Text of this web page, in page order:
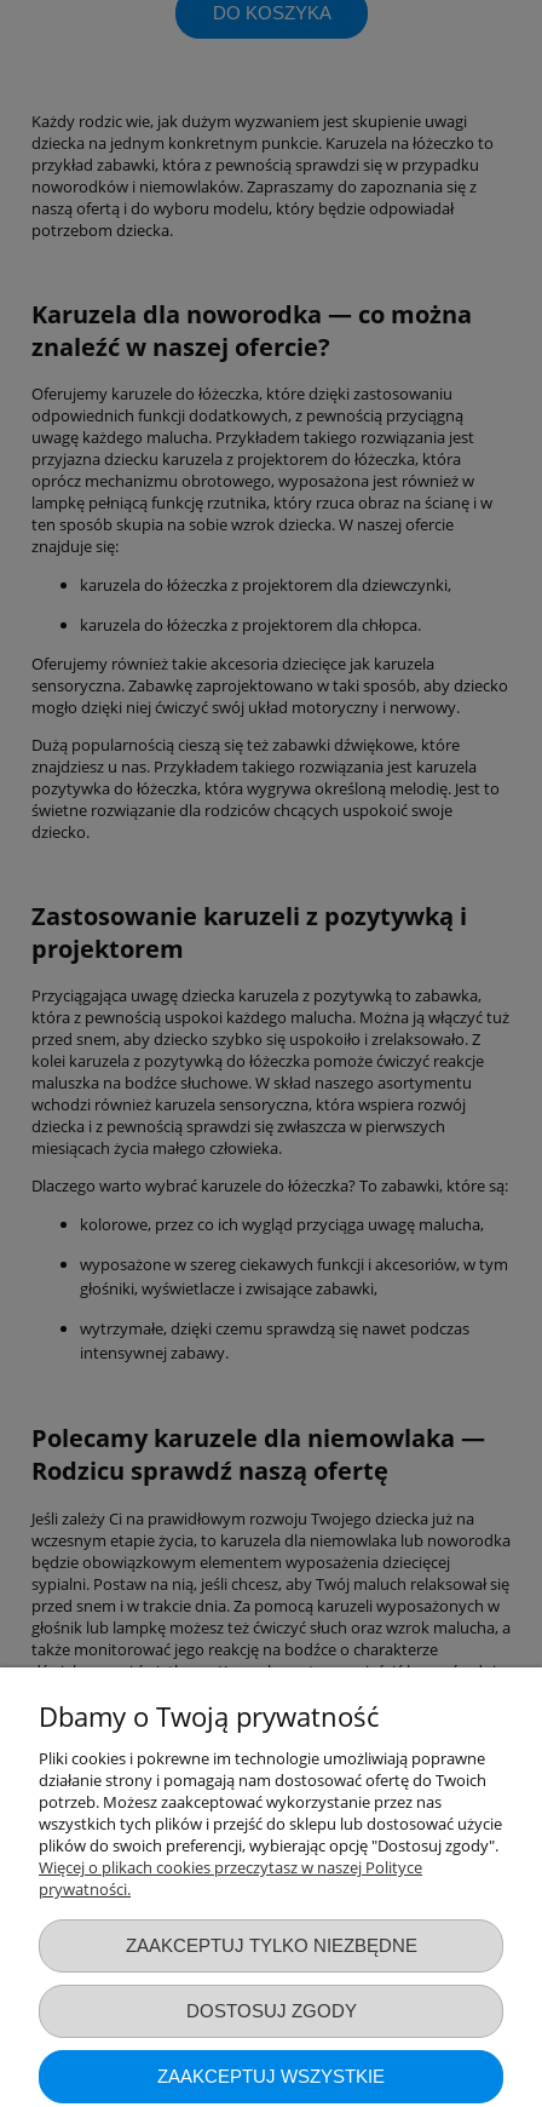
DO KOSZYKA
Każdy rodzic wie, jak dużym wyzwaniem jest skupienie uwagi
dziecka na jednym konkretnym punkcie. Karuzela na łóżeczko to
przykład zabawki, która z pewnością sprawdzi się w przypadku
noworodków i niemowlaków. Zapraszamy do zapoznania się z
naszą ofertą i do wyboru modelu, który będzie odpowiadał
potrzebom dziecka.
Karuzela dla noworodka — co można
znaleźć w naszej ofercie?
Oferujemy karuzele do łóżeczka, które dzięki zastosowaniu
odpowiednich funkcji dodatkowych, z pewnością przyciągną
uwagę każdego malucha. Przykładem takiego rozwiązania jest
przyjazna dziecku karuzela z projektorem do łóżeczka, która
oprócz mechanizmu obrotowego, wyposażona jest również w
lampkę pełniącą funkcję rzutnika, który rzuca obraz na ścianę i w
ten sposób skupia na sobie wzrok dziecka. W naszej ofercie
znajduje się:
karuzela do łóżeczka z projektorem dla dziewczynki,
karuzela do łóżeczka z projektorem dla chłopca.
Oferujemy również takie akcesoria dziecięce jak karuzela
sensoryczna. Zabawkę zaprojektowano w taki sposób, aby dziecko
mogło dzięki niej ćwiczyć swój układ motoryczny i nerwowy.
Dużą popularnością cieszą się też zabawki dźwiękowe, które
znajdziesz u nas. Przykładem takiego rozwiązania jest karuzela
pozytywka do łóżeczka, która wygrywa określoną melodię. Jest to
świetne rozwiązanie dla rodziców chcących uspokoić swoje
dziecko.
Zastosowanie karuzeli z pozytywką i
projektorem
Przyciągająca uwagę dziecka karuzela z pozytywką to zabawka,
która z pewnością uspokoi każdego malucha. Można ją włączyć tuż
przed snem, aby dziecko szybko się uspokoiło i zrelaksowało. Z
kolei karuzela z pozytywką do łóżeczka pomoże ćwiczyć reakcje
maluszka na bodźce słuchowe. W skład naszego asortymentu
wchodzi również karuzela sensoryczna, która wspiera rozwój
dziecka i z pewnością sprawdzi się zwłaszcza w pierwszych
miesiącach życia małego człowieka.
Dlaczego warto wybrać karuzele do łóżeczka? To zabawki, które są:
kolorowe, przez co ich wygląd przyciąga uwagę malucha,
wyposażone w szereg ciekawych funkcji i akcesoriów, w tym
głośniki, wyświetlacze i zwisające zabawki,
wytrzymałe, dzięki czemu sprawdzą się nawet podczas
intensywnej zabawy.
Polecamy karuzele dla niemowlaka —
Rodzicu sprawdź naszą ofertę
Jeśli zależy Ci na prawidłowym rozwoju Twojego dziecka już na
wczesnym etapie życia, to karuzela dla niemowlaka lub noworodka
będzie obowiązkowym elementem wyposażenia dziecięcej
sypialni. Postaw na nią, jeśli chcesz, aby Twój maluch relaksował się
przed snem i w trakcie dnia. Za pomocą karuzeli wyposażonych w
głośnik lub lampkę możesz też ćwiczyć słuch oraz wzrok malucha, a
także monitorować jego reakcję na bodźce o charakterze
dźwiękowym i świetlnym. Karuzelę możesz umieścić bezpośrednio
jest całkowicie bezpieczne dla maluszka.
Reasumując, karuzela nad łóżeczko z projektorem to akcesorium,
które da odrobinę wytchnienia zarówno dziecku, jak i rodzicom. I
właśnie dlatego warto mieć w swoim domu tę pomysłową
zabawkę dla niemowląt i noworodków.
Informacje o sklepie
Dbamy o Twoją prywatność
Pliki cookies i pokrewne im technologie umożliwiają poprawne
działanie strony i pomagają nam dostosować ofertę do Twoich
potrzeb. Możesz zaakceptować wykorzystanie przez nas
wszystkich tych plików i przejść do sklepu lub dostosować użycie
plików do swoich preferencji, wybierając opcję "Dostosuj zgody".
Więcej o plikach cookies przeczytasz w naszej Polityce
prywatności.
ZAAKCEPTUJ TYLKO NIEZBĘDNE
DOSTOSUJ ZGODY
ZAAKCEPTUJ WSZYSTKIE